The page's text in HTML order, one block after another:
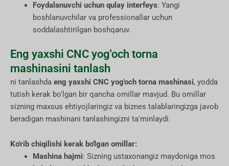
Foydalanuvchi uchun qulay interfeys: Yangi
boshlanuvchilar va professionallar uchun
soddalashtirilgan boshqaruv.
Eng yaxshi CNC yog'och torna
mashinasini tanlash
ni tanlashda eng yaxshi CNC yog'och torna mashinasi, yodda
tutish kerak bo'lgan bir qancha omillar mavjud. Bu omillar
sizning maxsus ehtiyojlaringiz va biznes talablaringizga javob
beradigan mashinani tanlashingizni ta'minlaydi.
Ko'rib chiqilishi kerak bo'lgan omillar:
Mashina hajmi: Sizning ustaxonangiz maydoniga mos